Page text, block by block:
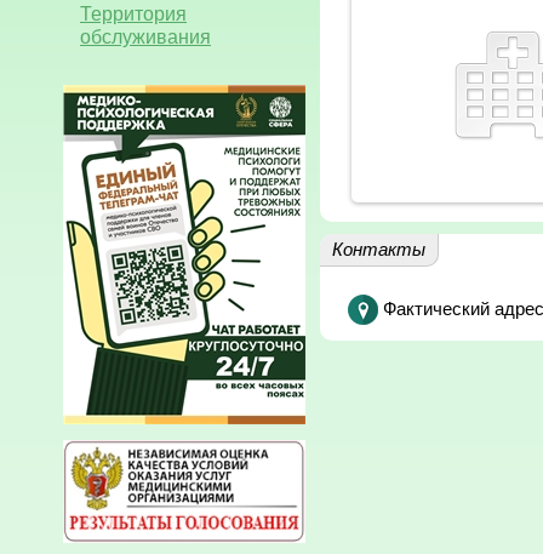
Территория
обслуживания
Контакты
Фактический